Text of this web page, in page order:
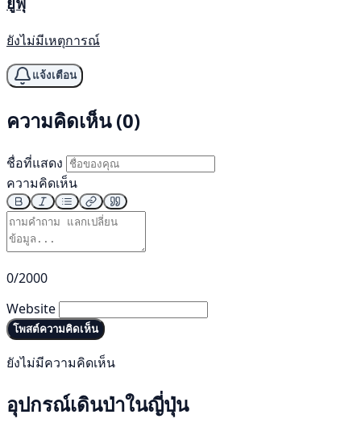
ยังไม่มีเหตุการณ์
แจ้งเตือน
ความคิดเห็น (0)
ชื่อที่แสดง
ความคิดเห็น
0/2000
Website
โพสต์ความคิดเห็น
ยังไม่มีความคิดเห็น
อุปกรณ์เดินป่าในญี่ปุ่น